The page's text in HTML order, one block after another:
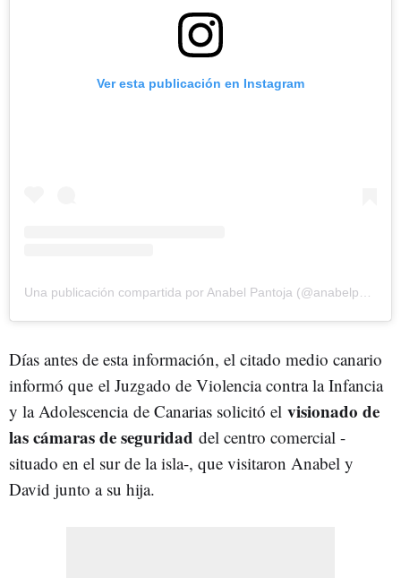
Ver esta publicación en Instagram
Una publicación compartida por Anabel Pantoja (@anabelpantoja00)
Días antes de esta información, el citado medio canario
informó que el Juzgado de Violencia contra la Infancia
y la Adolescencia de Canarias solicitó el visionado de
las cámaras de seguridad del centro comercial -
situado en el sur de la isla-, que visitaron Anabel y
David junto a su hija.